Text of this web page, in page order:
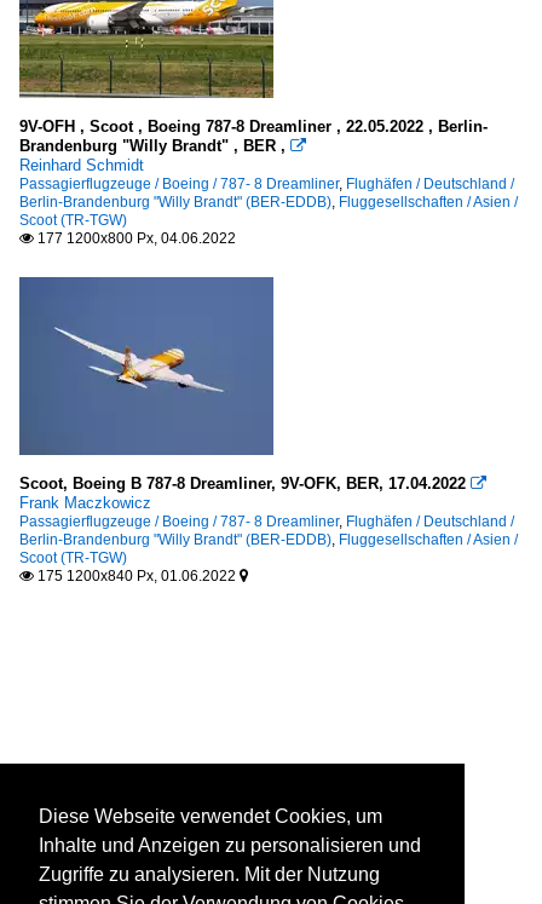
9V-OFH , Scoot , Boeing 787-8 Dreamliner , 22.05.2022 , Berlin-
Brandenburg "Willy Brandt" , BER , 
Reinhard Schmidt
Passagierflugzeuge / Boeing / 787- 8 Dreamliner, Flughäfen / Deutschland /
Berlin-Brandenburg "Willy Brandt" (BER-EDDB), Fluggesellschaften / Asien /
Scoot (TR-TGW)
 177 1200x800 Px, 04.06.2022
Scoot, Boeing B 787-8 Dreamliner, 9V-OFK, BER, 17.04.2022 
Frank Maczkowicz
Passagierflugzeuge / Boeing / 787- 8 Dreamliner, Flughäfen / Deutschland /
Berlin-Brandenburg "Willy Brandt" (BER-EDDB), Fluggesellschaften / Asien /
Scoot (TR-TGW)
 175 1200x840 Px, 01.06.2022 
Diese Webseite verwendet Cookies, um
Inhalte und Anzeigen zu personalisieren und
Zugriffe zu analysieren. Mit der Nutzung